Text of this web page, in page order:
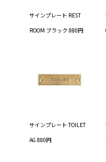
サインプレート REST
ROOM ブラック 880円
サインプレート TOILET
AG 880円